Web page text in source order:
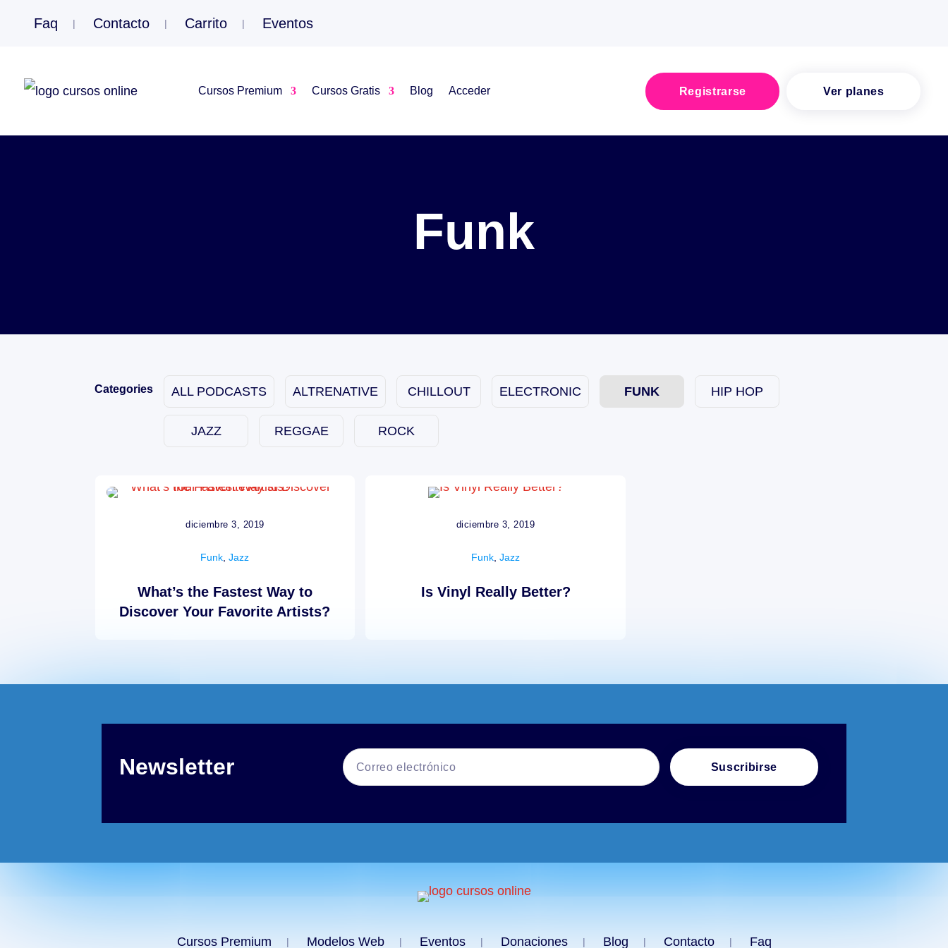
Faq Contacto Carrito Eventos
Cursos Premium Cursos Gratis Blog Acceder Registrarse Ver planes
Funk
Categories ALL PODCASTS ALTRENATIVE CHILLOUT ELECTRONIC FUNK HIP HOP
JAZZ REGGAE ROCK
diciembre 3, 2019
Funk ,Jazz
What’s the Fastest Way to
Discover Your Favorite Artists?
diciembre 3, 2019
Funk ,Jazz
Is Vinyl Really Better?
Newsletter Suscribirse
Cursos Premium Modelos Web Eventos Donaciones Blog Contacto Faq